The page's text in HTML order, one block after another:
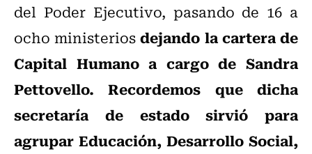
del Poder Ejecutivo, pasando de 16 a
ocho ministeriosdejando la cartera de
Capital Humano a cargo de Sandra
Pettovello. Recordemos que dicha
secretaría de estado sirvió para
agrupar Educación, Desarrollo Social,